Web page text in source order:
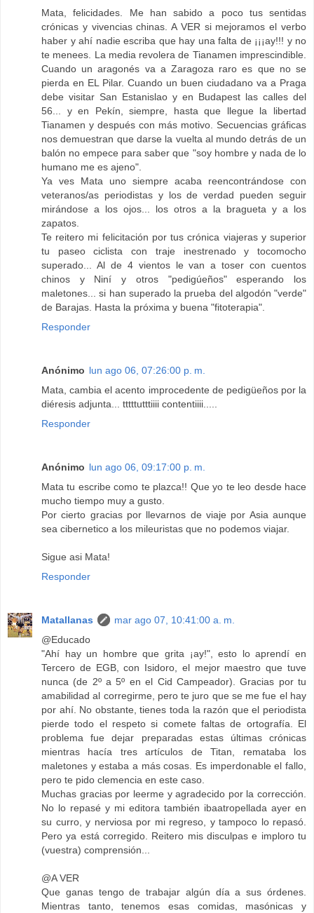
Mata, felicidades. Me han sabido a poco tus sentidas
crónicas y vivencias chinas. A VER si mejoramos el verbo
haber y ahí nadie escriba que hay una falta de ¡¡¡ay!!! y no
te menees. La media revolera de Tianamen imprescindible.
Cuando un aragonés va a Zaragoza raro es que no se
pierda en EL Pilar. Cuando un buen ciudadano va a Praga
debe visitar San Estanislao y en Budapest las calles del
56... y en Pekín, siempre, hasta que llegue la libertad
Tianamen y después con más motivo. Secuencias gráficas
nos demuestran que darse la vuelta al mundo detrás de un
balón no empece para saber que "soy hombre y nada de lo
humano me es ajeno".
Ya ves Mata uno siempre acaba reencontrándose con
veteranos/as periodistas y los de verdad pueden seguir
mirándose a los ojos... los otros a la bragueta y a los
zapatos.
Te reitero mi felicitación por tus crónica viajeras y superior
tu paseo ciclista con traje inestrenado y tocomocho
superado... Al de 4 vientos le van a toser con cuentos
chinos y Niní y otros "pedigúeños" esperando los
maletones... si han superado la prueba del algodón "verde"
de Barajas. Hasta la próxima y buena "fitoterapia".
Responder
Anónimo lun ago 06, 07:26:00 p. m.
Mata, cambia el acento improcedente de pedigüeños por la
diéresis adjunta... tttttutttiiii contentiiii.....
Responder
Anónimo lun ago 06, 09:17:00 p. m.
Mata tu escribe como te plazca!! Que yo te leo desde hace
mucho tiempo muy a gusto.
Por cierto gracias por llevarnos de viaje por Asia aunque
sea cibernetico a los mileuristas que no podemos viajar.
Sigue asi Mata!
Responder
Matallanas
mar ago 07, 10:41:00 a. m.
@Educado
"Ahí hay un hombre que grita ¡ay!", esto lo aprendí en
Tercero de EGB, con Isidoro, el mejor maestro que tuve
nunca (de 2º a 5º en el Cid Campeador). Gracias por tu
amabilidad al corregirme, pero te juro que se me fue el hay
por ahí. No obstante, tienes toda la razón que el periodista
pierde todo el respeto si comete faltas de ortografía. El
problema fue dejar preparadas estas últimas crónicas
mientras hacía tres artículos de Titan, remataba los
maletones y estaba a más cosas. Es imperdonable el fallo,
pero te pido clemencia en este caso.
Muchas gracias por leerme y agradecido por la corrección.
No lo repasé y mi editora también ibaatropellada ayer en
su curro, y nerviosa por mi regreso, y tampoco lo repasó.
Pero ya está corregido. Reitero mis disculpas e imploro tu
(vuestra) comprensión...
@A VER
Que ganas tengo de trabajar algún día a sus órdenes.
Mientras tanto, tenemos esas comidas, masónicas y